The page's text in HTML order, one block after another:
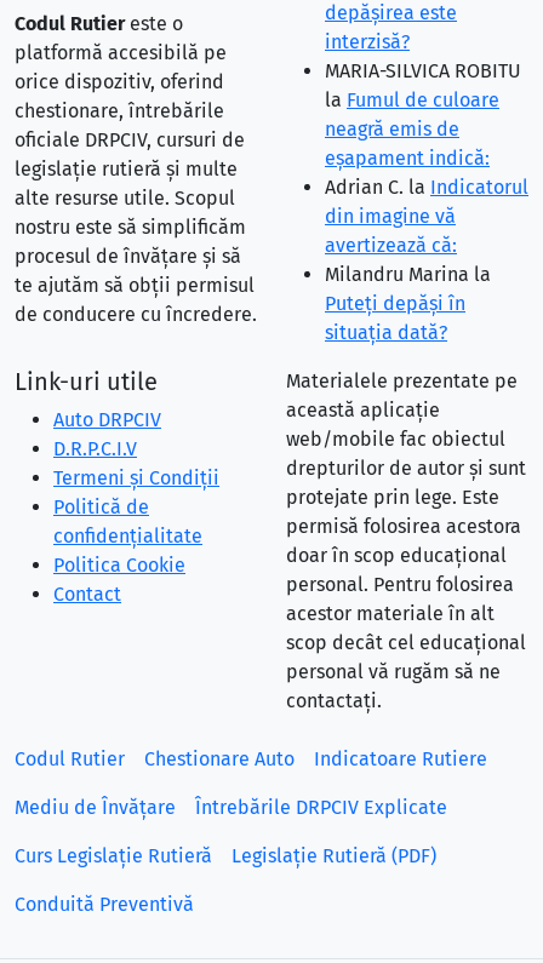
Codul Rutiereste o
platformă accesibilă pe
orice dispozitiv, oferind
chestionare, întrebările
oficiale DRPCIV, cursuri de
legislație rutieră și multe
alte resurse utile. Scopul
nostru este să simplificăm
procesul de învățare și să
te ajutăm să obții permisul
de conducere cu încredere.
depăşirea este
interzisă?
MARIA-SILVICA ROBITU
la Fumul de culoare
neagră emis de
eşapament indică:
Adrian C. la Indicatorul
din imagine vă
avertizează că:
Milandru Marina la
Puteţi depăşi în
situaţia dată?
Link-uri utile
Auto DRPCIV
D.R.P.C.I.V
Termeni și Condiții
Politică de
confidențialitate
Politica Cookie
Contact
Materialele prezentate pe
această aplicație
web/mobile fac obiectul
drepturilor de autor și sunt
protejate prin lege. Este
permisă folosirea acestora
doar în scop educațional
personal. Pentru folosirea
acestor materiale în alt
scop decât cel educațional
personal vă rugăm să ne
contactați.
Codul Rutier Chestionare Auto Indicatoare Rutiere
Mediu de Învățare Întrebările DRPCIV Explicate
Curs Legislație Rutieră Legislație Rutieră (PDF)
Conduită Preventivă